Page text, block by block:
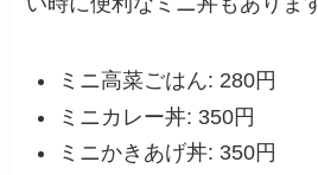
ミニ高菜ごはん: 280円
ミニカレー丼: 350円
ミニかきあげ丼: 350円